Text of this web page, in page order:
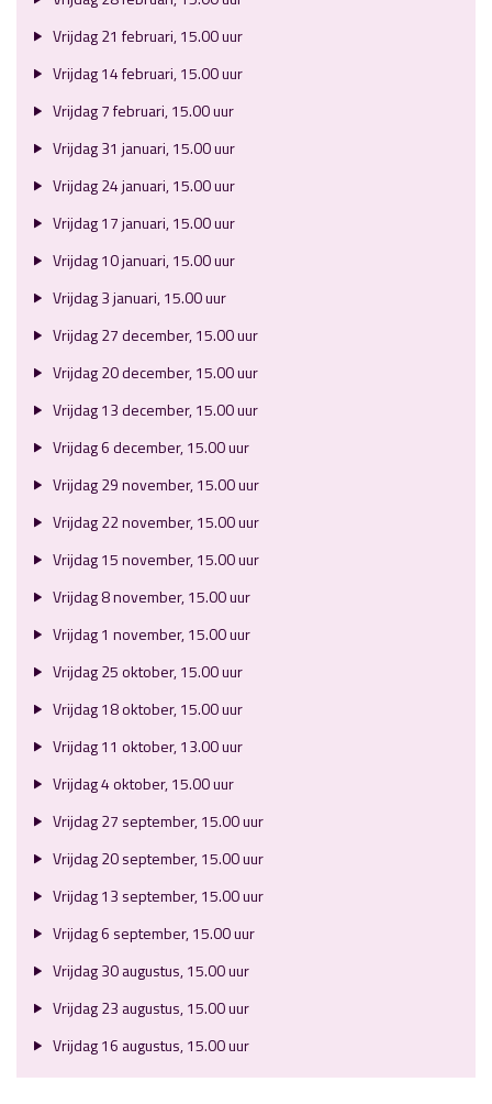
Vrijdag 21 februari, 15.00 uur
Vrijdag 14 februari, 15.00 uur
Vrijdag 7 februari, 15.00 uur
Vrijdag 31 januari, 15.00 uur
Vrijdag 24 januari, 15.00 uur
Vrijdag 17 januari, 15.00 uur
Vrijdag 10 januari, 15.00 uur
Vrijdag 3 januari, 15.00 uur
Vrijdag 27 december, 15.00 uur
Vrijdag 20 december, 15.00 uur
Vrijdag 13 december, 15.00 uur
Vrijdag 6 december, 15.00 uur
Vrijdag 29 november, 15.00 uur
Vrijdag 22 november, 15.00 uur
Vrijdag 15 november, 15.00 uur
Vrijdag 8 november, 15.00 uur
Vrijdag 1 november, 15.00 uur
Vrijdag 25 oktober, 15.00 uur
Vrijdag 18 oktober, 15.00 uur
Vrijdag 11 oktober, 13.00 uur
Vrijdag 4 oktober, 15.00 uur
Vrijdag 27 september, 15.00 uur
Vrijdag 20 september, 15.00 uur
Vrijdag 13 september, 15.00 uur
Vrijdag 6 september, 15.00 uur
Vrijdag 30 augustus, 15.00 uur
Vrijdag 23 augustus, 15.00 uur
Vrijdag 16 augustus, 15.00 uur